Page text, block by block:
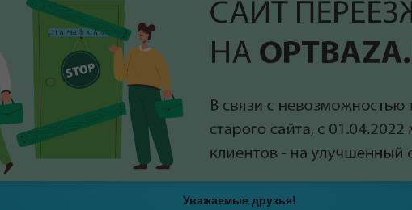
Уважаемые друзья!